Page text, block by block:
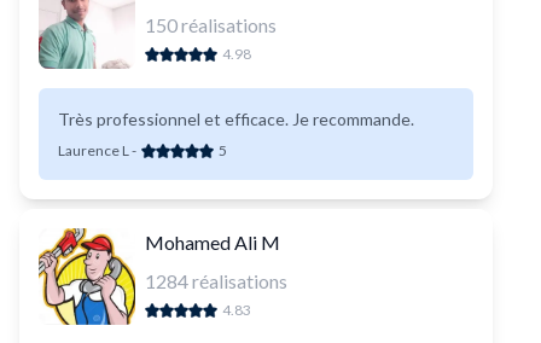
150réalisations
4.98
Très professionnel et efficace. Je recommande.
Laurence L- 5
Mohamed Ali M
1284réalisations
4.83